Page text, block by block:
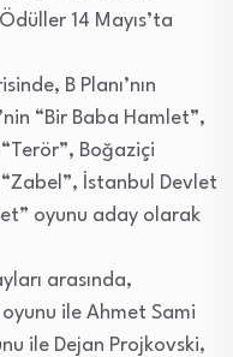
14 Mayıs’ta
B Planı’nın
“Bir Baba Hamlet”,
“Terör”, Boğaziçi
İstanbul Devlet
oyunu aday olarak
arasında,
ile Ahmet Sami
ile Dejan Projkovski,